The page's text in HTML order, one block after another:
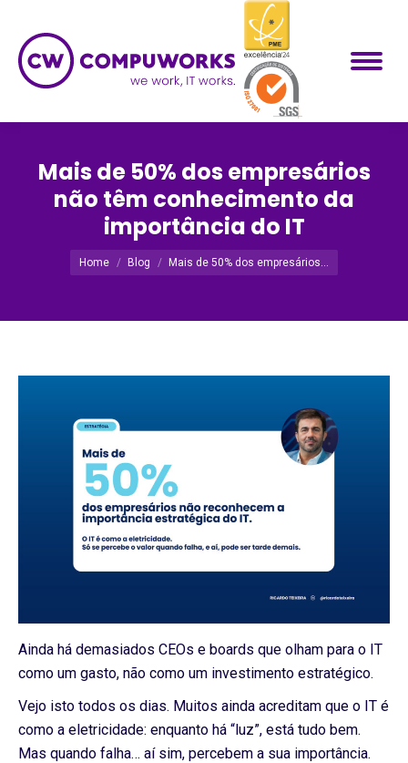
Mais de 50% dos empresários
não têm conhecimento da
importância do IT
Você está aqui:
Home Blog Mais de 50% dos empresários…
Ainda há demasiados CEOs e boards que olham para o IT
como um gasto, não como um investimento estratégico.
Vejo isto todos os dias. Muitos ainda acreditam que o IT é
como a eletricidade: enquanto há “luz”, está tudo bem.
Mas quando falha… aí sim, percebem a sua importância.